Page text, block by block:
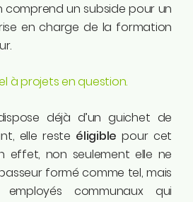
comprend un subside pour un
en charge de la formation
à projets en question.
déjà d’un guichet de
elle reste éligible pour cet
effet, non seulement elle ne
formé comme tel, mais
communaux qui